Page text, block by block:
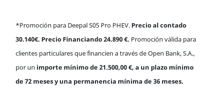
*Promoción para Deepal S05 Pro PHEV. Precio al contado
30.140€. Precio Financiando 24.890 €. Promoción válida para
clientes particulares que financien a través de Open Bank, S.A.,
por un importe mínimo de 21.500,00 €, a un plazo mínimo
de 72 meses y una permanencia mínima de 36 meses.